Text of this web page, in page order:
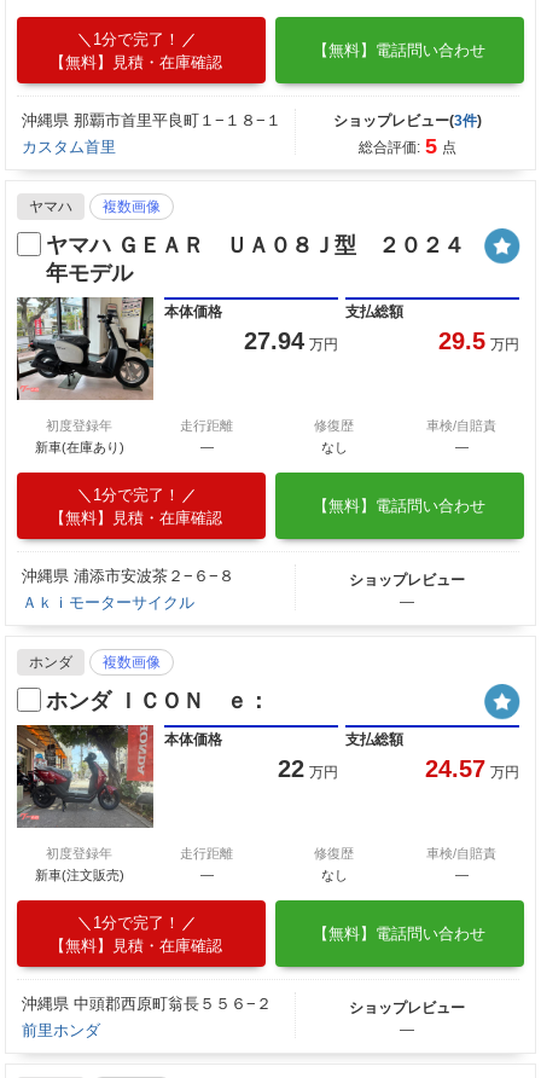
1分で完了！
【無料】見積・在庫確認
【無料】電話問い合わせ
沖縄県 那覇市首里平良町１−１８−１
カスタム首里
ショップレビュー(3件)
総合評価: 5 点
ヤマハ 複数画像
ヤマハ ＧＥＡＲ ＵＡ０８Ｊ型 ２０２４
年モデル
本体価格
27.94 万円
支払総額
29.5 万円
初度登録年
新車(在庫あり)
走行距離
―
修復歴
なし
車検/自賠責
―
1分で完了！
【無料】見積・在庫確認
【無料】電話問い合わせ
沖縄県 浦添市安波茶２−６−８
Ａｋｉモーターサイクル
ショップレビュー
―
ホンダ 複数画像
ホンダ ＩＣＯＮ ｅ：
本体価格
22 万円
支払総額
24.57 万円
初度登録年
新車(注文販売)
走行距離
―
修復歴
なし
車検/自賠責
―
1分で完了！
【無料】見積・在庫確認
【無料】電話問い合わせ
沖縄県 中頭郡西原町翁長５５６−２
前里ホンダ
ショップレビュー
―